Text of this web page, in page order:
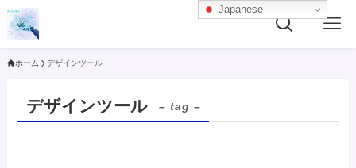
ホーム デザインツール
デザインツール – tag –
Japanese